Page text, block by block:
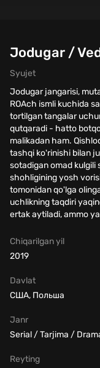
Jodugar /
Syujet
Jodugar jangarisi,
ROAch ismli kuchida
tortilgan tangalar
qutqaradi - hatto
malikadan ham.
tashqi ko'rinishi bilan
sotadigan omad kulgili
shohligining yosh
tomonidan qo'lga
uchlikning taqdiri
ertak aytiladi, ammo
Chiqarilgan yil
2019
Janr
Serial / Tarjima /
Davlat
США, Польша
Reyting